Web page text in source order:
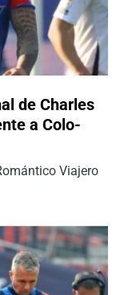
de Charles
a Colo-
Viajero